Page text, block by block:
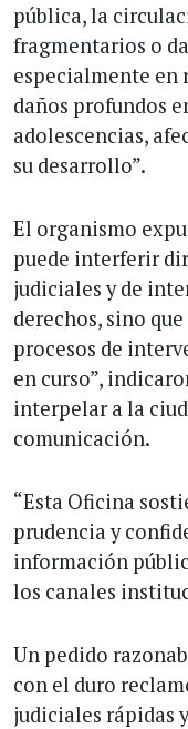
pública, la
fragmentarios o
especialmente en
daños profundos
adolescencias,
su desarrollo”.
El organismo
puede interferir
judiciales y de
derechos, sino
procesos de
en curso”,
interpelar a la
comunicación.
“Esta Oficina
prudencia y
información
los canales
Un pedido
con el duro
judiciales rápidas